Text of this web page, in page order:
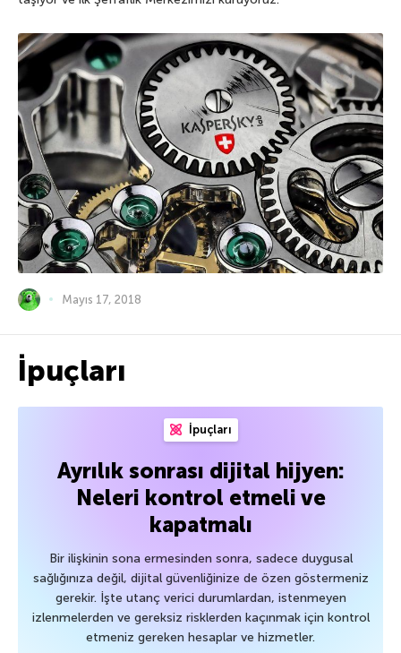
Mayıs 17, 2018
İpuçları
İpuçları
Ayrılık sonrası dijital hijyen:
Neleri kontrol etmeli ve
kapatmalı
Bir ilişkinin sona ermesinden sonra, sadece duygusal
sağlığınıza değil, dijital güvenliğinize de özen göstermeniz
gerekir. İşte utanç verici durumlardan, istenmeyen
izlenmelerden ve gereksiz risklerden kaçınmak için kontrol
etmeniz gereken hesaplar ve hizmetler.